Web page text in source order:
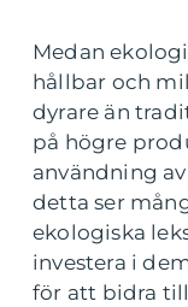
Medan
hållbar och
dyrare än
på högre
användning
detta ser
ekologiska
investera i
för att bidra